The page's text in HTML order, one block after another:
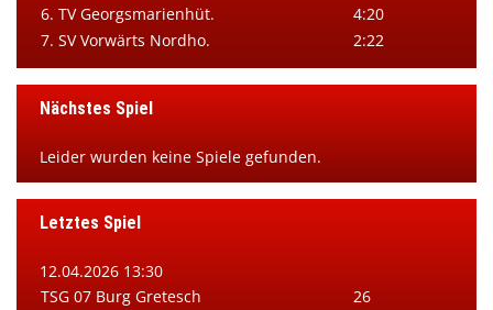
6. TV Georgsmarienhüt.
4:20
7. SV Vorwärts Nordho.
2:22
Nächstes Spiel
Leider wurden keine Spiele gefunden.
Letztes Spiel
12.04.2026 13:30
TSG 07 Burg Gretesch
26